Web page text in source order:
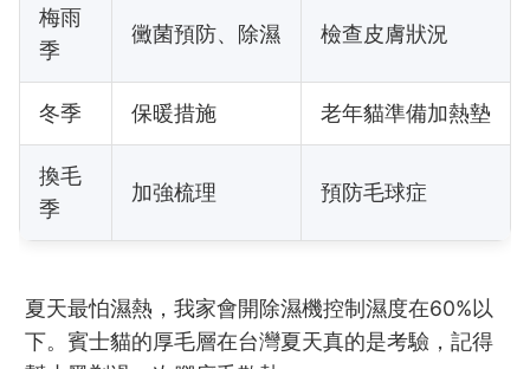
梅雨
季
黴菌預防、除濕 檢查皮膚狀況
冬季 保暖措施 老年貓準備加熱墊
換毛
季
加強梳理 預防毛球症
夏天最怕濕熱，我家會開除濕機控制濕度在60%以
下。賓士貓的厚毛層在台灣夏天真的是考驗，記得